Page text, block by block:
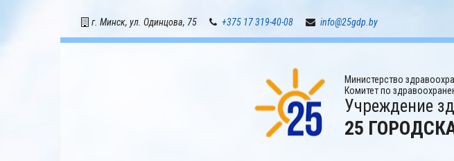
г. Минск, ул. Одинцова, 75 +375 17 319-40-08 info@25gdp.by
Министерство
Комитет по
Учреждение
25